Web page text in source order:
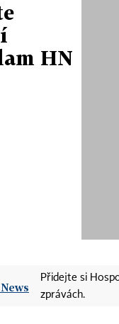
HN
Přidejte si
zprávách.